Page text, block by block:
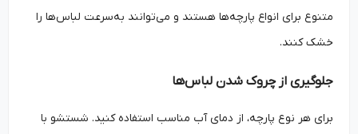
متنوع برای انواع پارچه‌ها هستند و می‌توانند به‌سرعت لباس‌ها را
خشک کنند.
جلوگیری از چروک شدن لباس‌ها
برای هر نوع پارچه، از دمای آب مناسب استفاده کنید. شستشو با